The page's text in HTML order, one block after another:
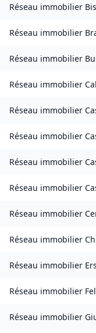
Réseau immobilier
Réseau immobilier
Réseau immobilier
Réseau immobilier
Réseau immobilier
Réseau immobilier
Réseau immobilier
Réseau immobilier
Réseau immobilier
Réseau immobilier
Réseau immobilier
Réseau immobilier
Réseau immobilier